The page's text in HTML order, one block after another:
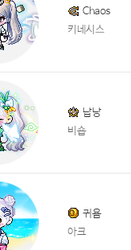
Chaos
키네시스
납낭
비숍
귀욤
아크